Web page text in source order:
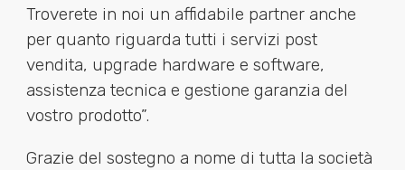
Troverete in noi un affidabile partner anche
per quanto riguarda tutti i servizi post
vendita, upgrade hardware e software,
assistenza tecnica e gestione garanzia del
vostro prodotto”.
Grazie del sostegno a nome di tutta la società